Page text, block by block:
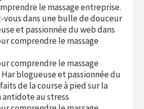
le massage entreprise.
vous dans une bulle de douceur
et passionnée du webdans
comprendre le massage
comprendre le massage
blogueuse et passionnée du
de la course à pied sur la
antidote au stress